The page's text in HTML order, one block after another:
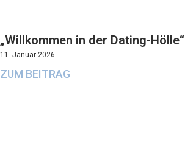
„Willkommen in der Dating-Hölle“
11. Januar 2026
ZUM BEITRAG